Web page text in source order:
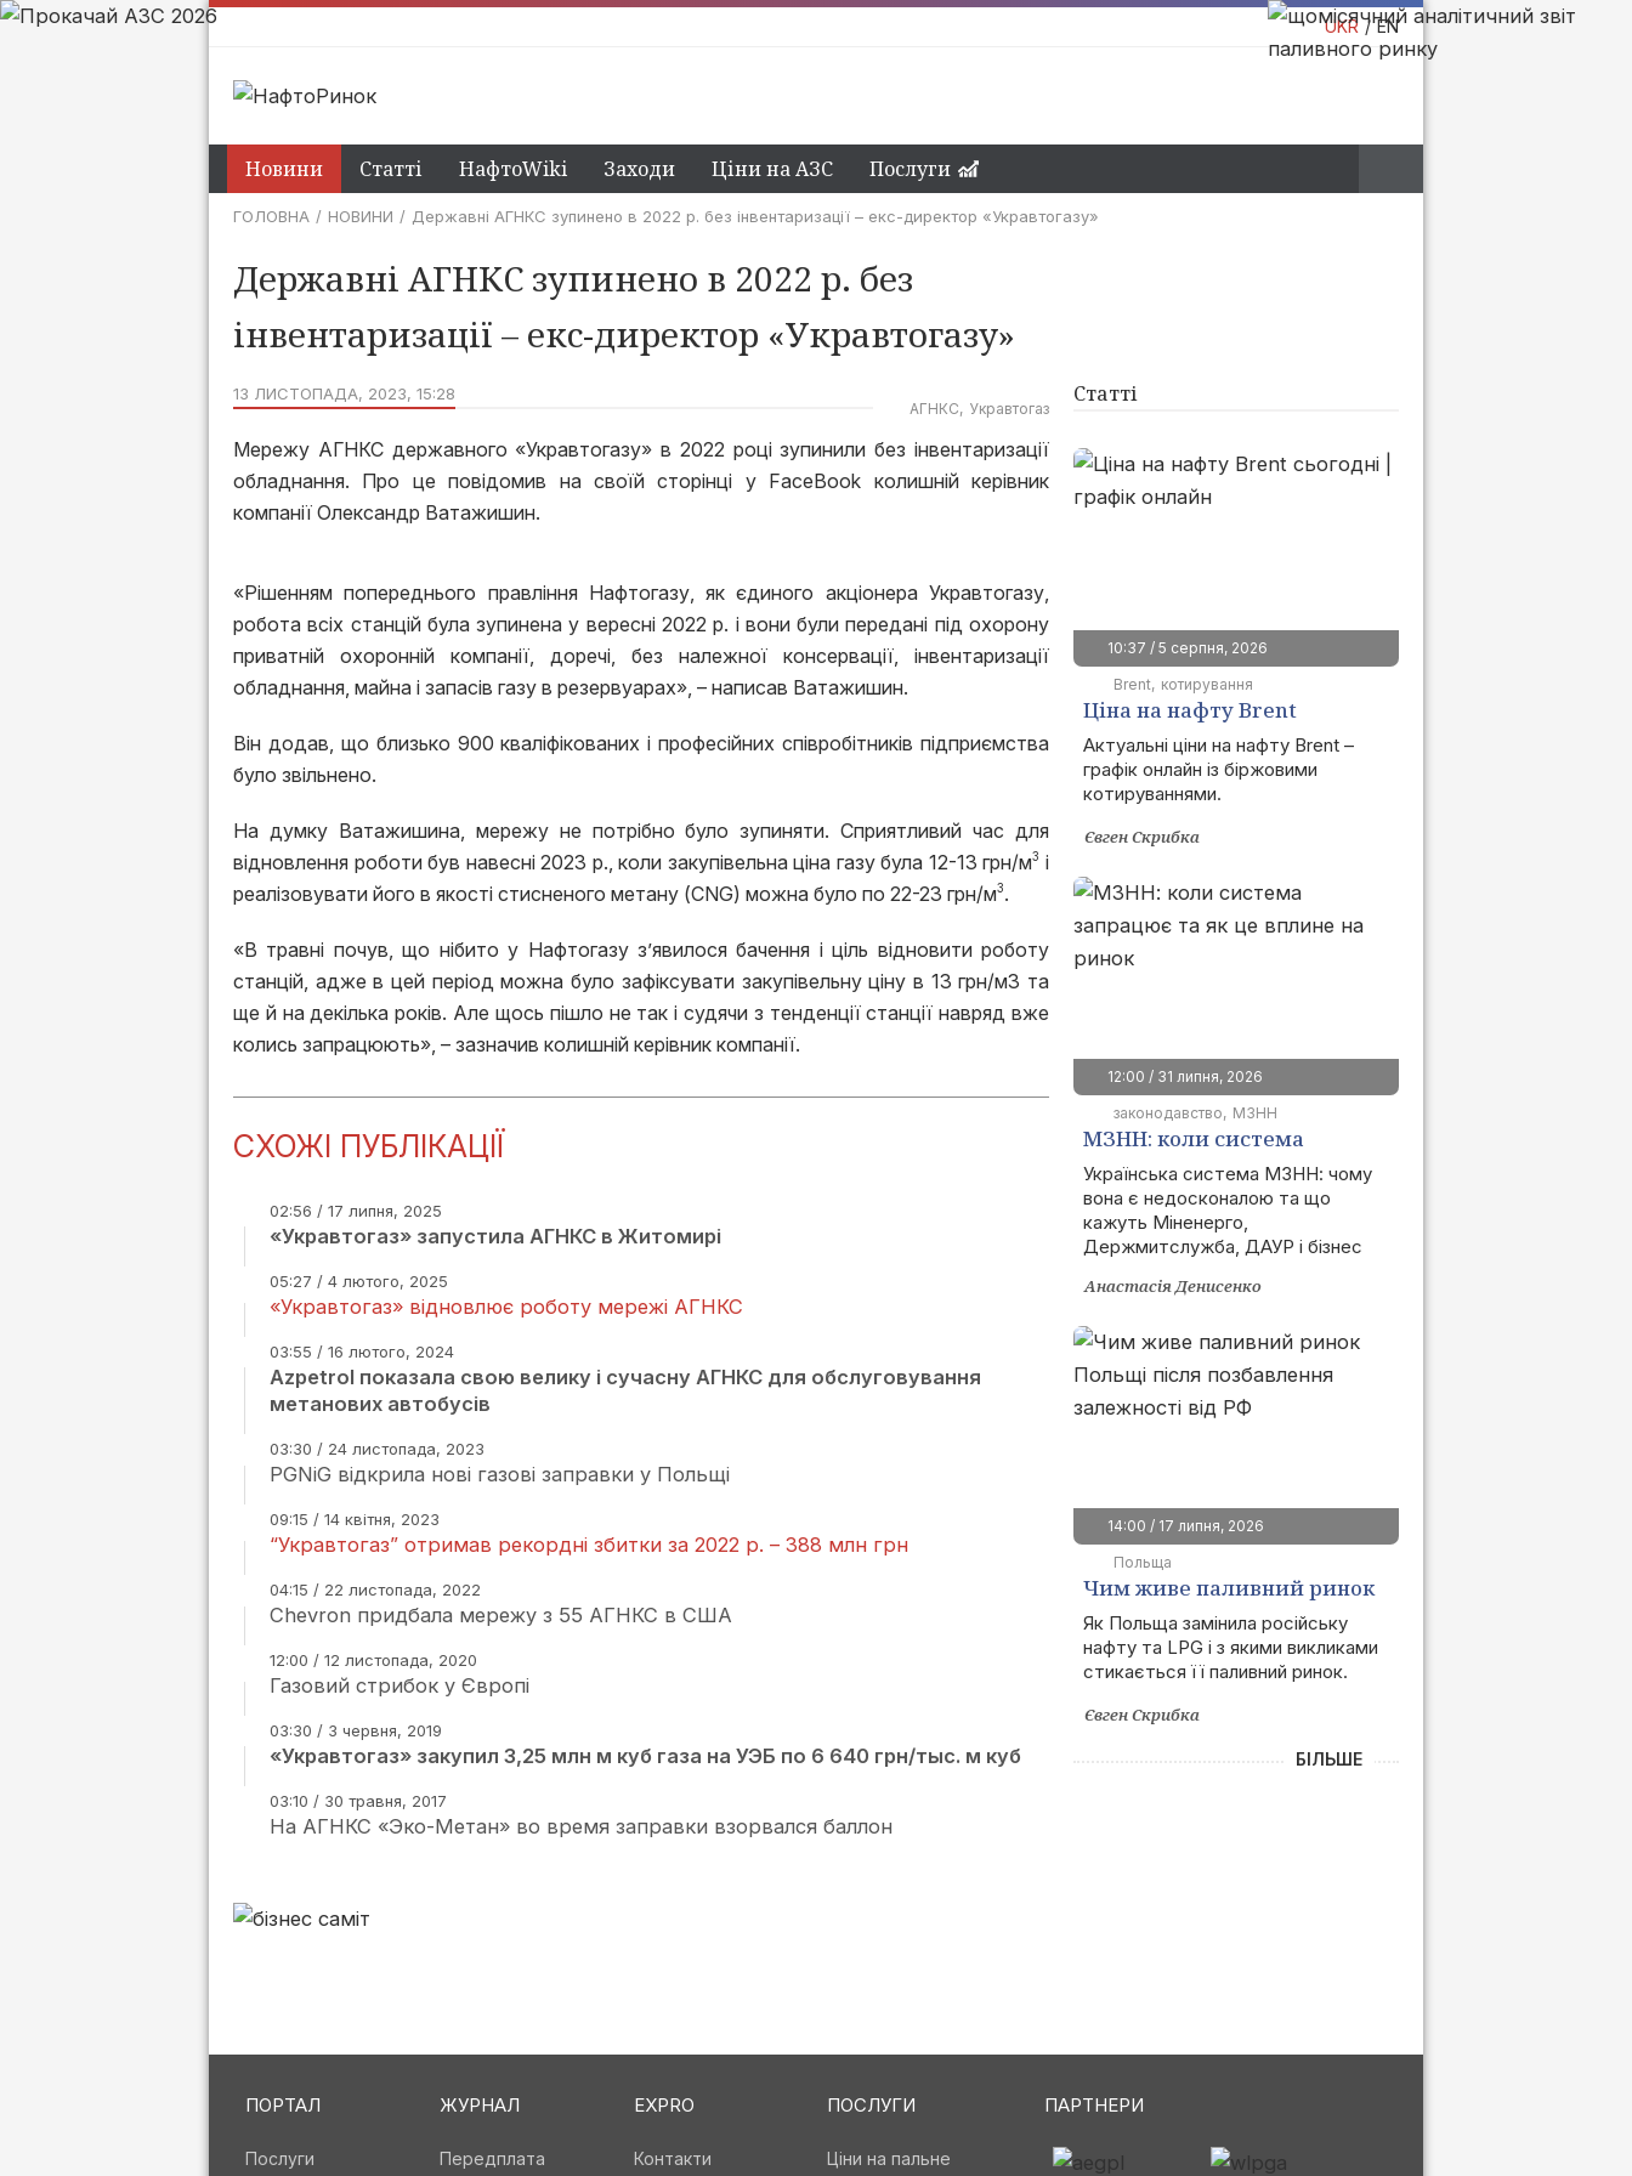
UKR EN
Новини Статті НафтоWiki Заходи Ціни на АЗС Послуги
ГОЛОВНА НОВИНИ Державні АГНКС зупинено в 2022 р. без інвентаризації – екс-директор «Укравтогазу»
Державні АГНКС зупинено в 2022 р. без
інвентаризації – екс-директор «Укравтогазу»
13 ЛИСТОПАДА, 2023, 15:28
АГНКС Укравтогаз
Мережу АГНКС державного «Укравтогазу» в 2022 році зупинили без інвентаризації
обладнання. Про це повідомив на своїй сторінці у FaceBook колишній керівник
компанії Олександр Ватажишин.
«Рішенням попереднього правління Нафтогазу, як єдиного акціонера Укравтогазу,
робота всіх станцій була зупинена у вересні 2022 р. і вони були передані під охорону
приватній охоронній компанії, доречі, без належної консервації, інвентаризації
обладнання, майна і запасів газу в резервуарах», – написав Ватажишин.
Він додав, що близько 900 кваліфікованих і професійних співробітників підприємства
було звільнено.
На думку Ватажишина, мережу не потрібно було зупиняти. Сприятливий час для
відновлення роботи був навесні 2023 р., коли закупівельна ціна газу була 12-13 грн/м3 і
реалізовувати його в якості стисненого метану (CNG) можна було по 22-23 грн/м3.
«В травні почув, що нібито у Нафтогазу з’явилося бачення і ціль відновити роботу
станцій, адже в цей період можна було зафіксувати закупівельну ціну в 13 грн/м3 та
ще й на декілька років. Але щось пішло не так і судячи з тенденції станції навряд вже
колись запрацюють», – зазначив колишній керівник компанії.
СХОЖІ ПУБЛІКАЦІЇ
02:56 / 17 липня, 2025
«Укравтогаз» запустила АГНКС в Житомирі
05:27 / 4 лютого, 2025
«Укравтогаз» відновлює роботу мережі АГНКС
03:55 / 16 лютого, 2024
Azpetrol показала свою велику і сучасну АГНКС для обслуговування
метанових автобусів
03:30 / 24 листопада, 2023
PGNiG відкрила нові газові заправки у Польщі
09:15 / 14 квітня, 2023
“Укравтогаз” отримав рекордні збитки за 2022 р. – 388 млн грн
04:15 / 22 листопада, 2022
Chevron придбала мережу з 55 АГНКС в США
12:00 / 12 листопада, 2020
Газовий стрибок у Європі
03:30 / 3 червня, 2019
«Укравтогаз» закупил 3,25 млн м куб газа на УЭБ по 6 640 грн/тыс. м куб
03:10 / 30 травня, 2017
На АГНКС «Эко-Метан» во время заправки взорвался баллон
Статті
10:37 / 5 серпня, 2026
Brent котирування
Ціна на нафту Brent
сьогодні | графік онлайн
Актуальні ціни на нафту Brent –
графік онлайн із біржовими
котируваннями.
Євген Скрибка
12:00 / 31 липня, 2026
законодавство
МЗНН
МЗНН: коли система
запрацює та як це вплине
на ринок
Українська система МЗНН: чому
вона є недосконалою та що
кажуть Міненерго,
Держмитслужба, ДАУР і бізнес
Анастасія Денисенко
14:00 / 17 липня, 2026
Польща
Чим живе паливний ринок
Польщі після позбавлення
залежності від РФ
Як Польща замінила російську
нафту та LPG і з якими викликами
стикається її паливний ринок.
Євген Скрибка
БІЛЬШЕ
ПОРТАЛ
Послуги
ЖУРНАЛ
Передплата
EXPRO
Контакти
ПОСЛУГИ
Ціни на пальне
ПАРТНЕРИ